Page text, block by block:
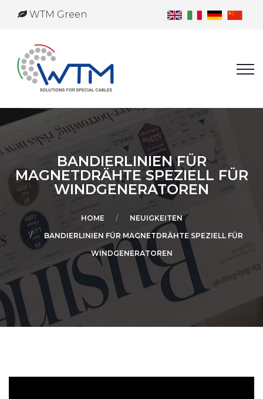
WTM Green
BANDIERLINIEN FÜR
MAGNETDRÄHTE SPEZIELL FÜR
WINDGENERATOREN
HOME
NEUIGKEITEN
BANDIERLINIEN FÜR MAGNETDRÄHTE SPEZIELL FÜR
WINDGENERATOREN